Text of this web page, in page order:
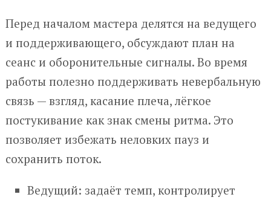
Перед началом мастера делятся на ведущего
и поддерживающего, обсуждают план на
сеанс и оборонительные сигналы. Во время
работы полезно поддерживать невербальную
связь — взгляд, касание плеча, лёгкое
постукивание как знак смены ритма. Это
позволяет избежать неловких пауз и
сохранить поток.
Ведущий: задаёт темп, контролирует